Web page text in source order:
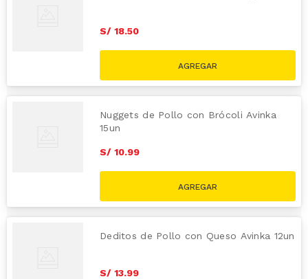
S/ 18.50
Nuggets de Pollo con Brócoli Avinka
15un
S/ 10.99
Deditos de Pollo con Queso Avinka 12un
S/ 13.99